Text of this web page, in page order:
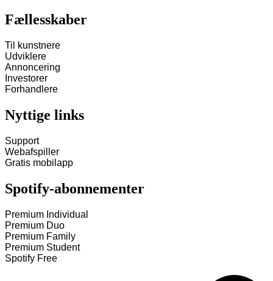
Fællesskaber
Til kunstnere
Udviklere
Annoncering
Investorer
Forhandlere
Nyttige links
Support
Webafspiller
Gratis mobilapp
Spotify-abonnementer
Premium Individual
Premium Duo
Premium Family
Premium Student
Spotify Free